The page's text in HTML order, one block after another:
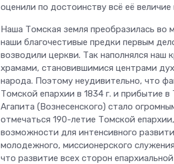
оценили по достоинству всё её величие
Наша Томская земля преобразилась во
наши благочестивые предки первым
возводили церкви. Так наполнялся наш
храмами, становившимися центрами
народа. Поэтому неудивительно, что
Томской епархии в 1834 г. и прибытие
Агапита (Вознесенского) стало
отмечаться 190-летие Томской
возможности для интенсивного
молодежного, миссионерского
что развитие всех сторон